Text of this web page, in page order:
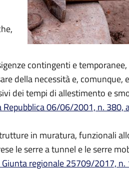
contingenti e
della necessità e, comunque,
dei tempi di allestimento e
06/06/2001, n. 380,
in muratura, funzionali
le serre a tunnel e le serre
Giunta regionale 25709/2017,